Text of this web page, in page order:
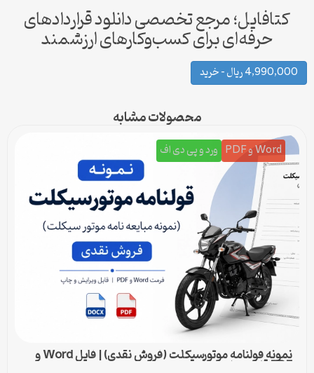
کتافایل؛ مرجع تخصصی دانلود قراردادهای
حرفه‌ای برای کسب‌وکارهای ارزشمند
ریال – خرید
محصولات مشابه
Word و PDF ورد و پی دی اف
نمونه قولنامه موتورسیکلت (فروش نقدی) | فایل Word و
PDF قابل ویرایش